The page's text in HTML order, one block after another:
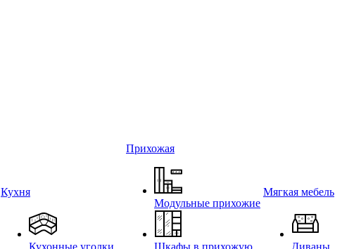
Кухня
Кухонные уголки
Прихожая
Модульные прихожие
Шкафы в прихожую
Мягкая мебель
Диваны